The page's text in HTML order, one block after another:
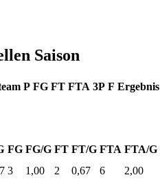
Saison
P FG FT FTA 3P F Ergebnis
FG FG/G FT FT/G FTA FTA/G
3 1,00 2 0,67 6
2,00